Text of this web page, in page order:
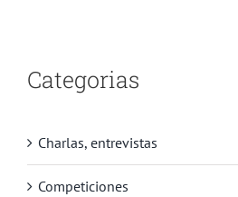
Categorias
Charlas, entrevistas
Competiciones